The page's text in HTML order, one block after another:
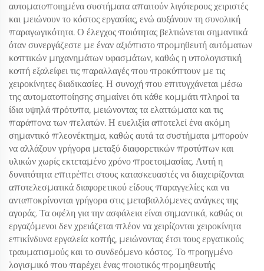
αυτοματοποιημένα συστήματα απαιτούν λιγότερους χειριστές
και μειώνουν το κόστος εργασίας, ενώ αυξάνουν τη συνολική
παραγωγικότητα. Ο έλεγχος ποιότητας βελτιώνεται σημαντικά
όταν συνεργάζεστε με έναν αξιόπιστο προμηθευτή αυτόματων
κοπτικών μηχανημάτων υφασμάτων, καθώς η υπολογιστική
κοπή εξαλείφει τις παραλλαγές που προκύπτουν με τις
χειροκίνητες διαδικασίες. Η συνοχή που επιτυγχάνεται μέσω
της αυτοματοποίησης σημαίνει ότι κάθε κομμάτι πληροί τα
ίδια υψηλά πρότυπα, μειώνοντας τα ελαττώματα και τις
παράπονα των πελατών. Η ευελιξία αποτελεί ένα ακόμη
σημαντικό πλεονέκτημα, καθώς αυτά τα συστήματα μπορούν
να αλλάζουν γρήγορα μεταξύ διαφορετικών προτύπων και
υλικών χωρίς εκτεταμένο χρόνο προετοιμασίας. Αυτή η
δυνατότητα επιτρέπει στους κατασκευαστές να διαχειρίζονται
αποτελεσματικά διαφορετικού είδους παραγγελίες και να
ανταποκρίνονται γρήγορα στις μεταβαλλόμενες ανάγκες της
αγοράς. Τα οφέλη για την ασφάλεια είναι σημαντικά, καθώς οι
εργαζόμενοι δεν χρειάζεται πλέον να χειρίζονται χειροκίνητα
επικίνδυνα εργαλεία κοπής, μειώνοντας έτσι τους εργατικούς
τραυματισμούς και το συνδεόμενο κόστος. Το προηγμένο
λογισμικό που παρέχει ένας ποιοτικός προμηθευτής